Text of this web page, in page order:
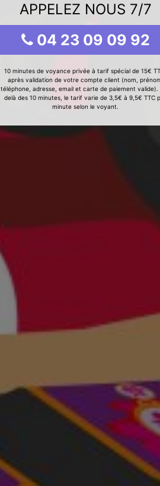
APPELEZ NOUS 7/7
04 23 09 09 92
10 minutes de voyance privée à tarif spécial de 15€
après validation de votre compte client (nom,
téléphone, adresse, email et carte de paiement valide).
delà des 10 minutes, le tarif varie de 3,5€ à 9,5€ TTC
minute selon le voyant.